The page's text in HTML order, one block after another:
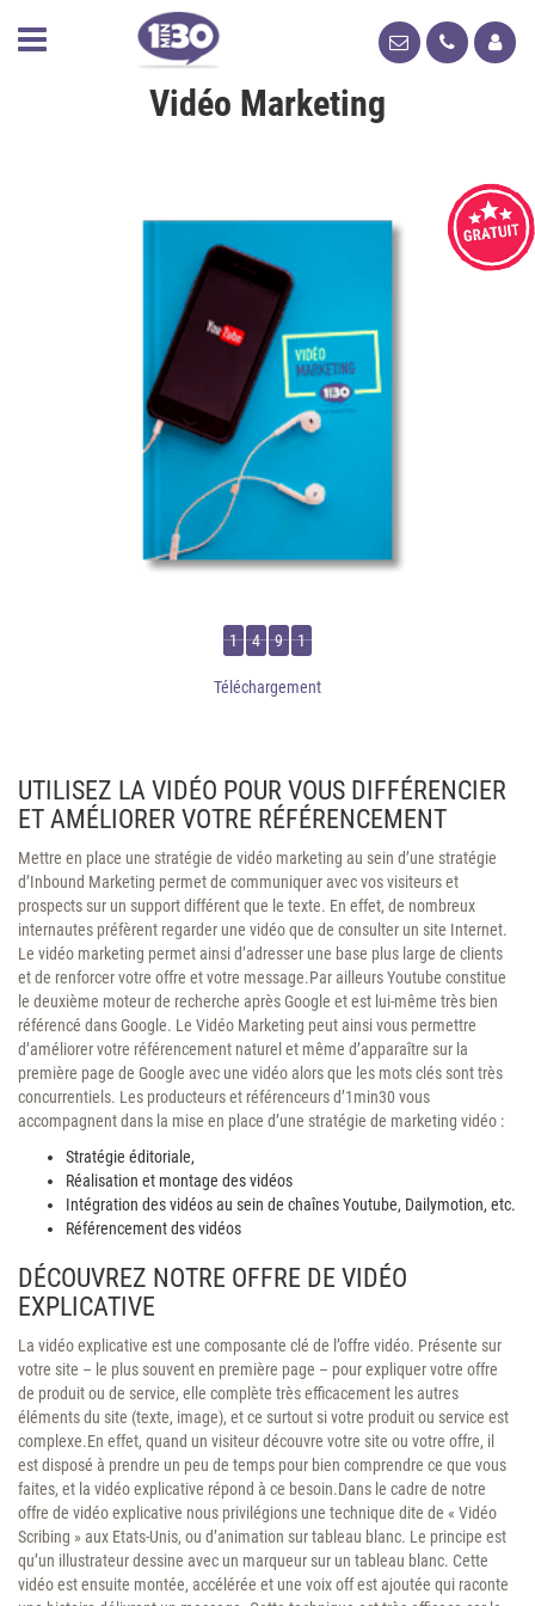
Vidéo Marketing
1 4 9 1
Téléchargement
UTILISEZ LA VIDÉO POUR VOUS DIFFÉRENCIER
ET AMÉLIORER VOTRE RÉFÉRENCEMENT
Mettre en place une stratégie de vidéo marketing au sein d’une stratégie
d’Inbound Marketing permet de communiquer avec vos visiteurs et
prospects sur un support différent que le texte. En effet, de nombreux
internautes préfèrent regarder une vidéo que de consulter un site Internet.
Le vidéo marketing permet ainsi d’adresser une base plus large de clients
et de renforcer votre offre et votre message.Par ailleurs Youtube constitue
le deuxième moteur de recherche après Google et est lui-même très bien
référencé dans Google. Le Vidéo Marketing peut ainsi vous permettre
d’améliorer votre référencement naturel et même d’apparaître sur la
première page de Google avec une vidéo alors que les mots clés sont très
concurrentiels. Les producteurs et référenceurs d’1min30 vous
accompagnent dans la mise en place d’une stratégie de marketing vidéo :
Stratégie éditoriale,
Réalisation et montage des vidéos
Intégration des vidéos au sein de chaînes Youtube, Dailymotion, etc.
Référencement des vidéos
DÉCOUVREZ NOTRE OFFRE DE VIDÉO
EXPLICATIVE
La vidéo explicative est une composante clé de l’offre vidéo. Présente sur
votre site – le plus souvent en première page – pour expliquer votre offre
de produit ou de service, elle complète très efficacement les autres
éléments du site (texte, image), et ce surtout si votre produit ou service est
complexe.En effet, quand un visiteur découvre votre site ou votre offre, il
est disposé à prendre un peu de temps pour bien comprendre ce que vous
faites, et la vidéo explicative répond à ce besoin.Dans le cadre de notre
offre de vidéo explicative nous privilégions une technique dite de « Vidéo
Scribing » aux Etats-Unis, ou d’animation sur tableau blanc. Le principe est
qu’un illustrateur dessine avec un marqueur sur un tableau blanc. Cette
vidéo est ensuite montée, accélérée et une voix off est ajoutée qui raconte